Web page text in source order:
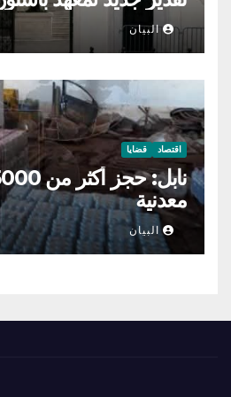
البيان
اقتصاد قضايا
معدنية
البيان